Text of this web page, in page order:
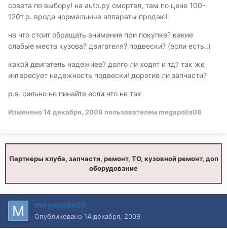
совета по выбору! на auto.ру смортел, там по цене 100-
120т.р. вроде нормальные аппараты продаю!
на что стоит обращать внимания при покупке? какие
слабые места кузова? двигателя? подвески? (если есть..)
какой двигатель надежнее? долго ли ходят и тд? так же
интересует надежность подвески! дорогие ли запчасти?
p.s. сильно не пинайте если что не так
Изменено14 декабря, 2009 пользователем megapolis08
Партнеры клуба, запчасти, ремонт, ТО, кузовной ремонт, доп
оборудование
megapolis08
Опубликовано 14 декабря, 2009